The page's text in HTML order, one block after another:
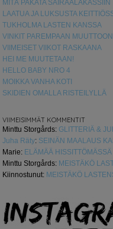
MITÄ PAKATA SAIRAALAKASSIIN
LAATUA JA LUKSUSTA
TUKHOLMA LASTEN KANSSA
VINKIT PAREMPAAN MUUTTOON
VIIMEISET VIIKOT RASKAANA
HEI ME MUUTETAAN!
HELLO BABY NRO 4
MOIKKA VANHA KOTI
SKIDIEN OMALLA RISTEILYLLÄ
VIIMEISIMMÄT KOMMENTIT
Minttu Storgårds: GLITTERIÄ &
Juha Räty: SEINÄN MAALAUS
Marie: ELÄMÄÄ
Minttu Storgårds: MEISTÄKÖ
Kiinnostunut: MEISTÄKÖ